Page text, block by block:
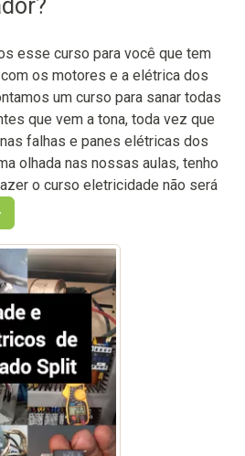
esse curso para você que tem
os motores e a elétrica dos
um curso para sanar todas
que vem a tona, toda vez que
falhas e panes elétricas dos
olhada nas nossas aulas, tenho
o curso eletricidade não será